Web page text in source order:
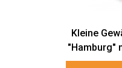
Kleine
"Hamburg"